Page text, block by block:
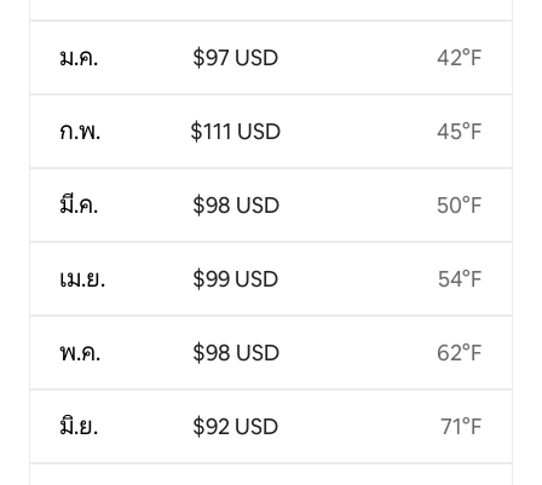
ม.ค.
ก.พ.
มี.ค.
เม.ย.
พ.ค.
มิ.ย.
$97 USD
$111 USD
$98 USD
$99 USD
$98 USD
$92 USD
42°F
45°F
50°F
54°F
62°F
71°F